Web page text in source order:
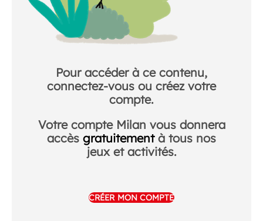
Pour accéder à ce contenu,
connectez-vous ou créez votre
compte.
Votre compte Milan vous donnera
accès gratuitementà tous nos
jeux et activités.
CRÉER MON COMPTE